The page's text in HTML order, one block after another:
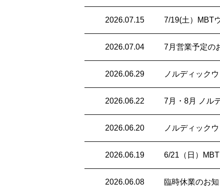
2026.07.15 7/19(土）MBT
2026.07.04 7月営業予定の
2026.06.29 ノルディック
2026.06.22 7月・8月 ノル
2026.06.20 ノルディック
2026.06.19 6/21（日）
2026.06.08 臨時休業のお